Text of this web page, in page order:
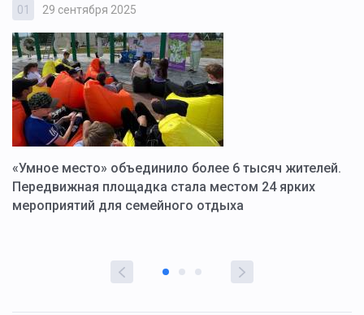
01 29 сентября 2025
«Умное место» объединило более 6 тысяч жителей.
Передвижная площадка стала местом 24 ярких
мероприятий для семейного отдыха